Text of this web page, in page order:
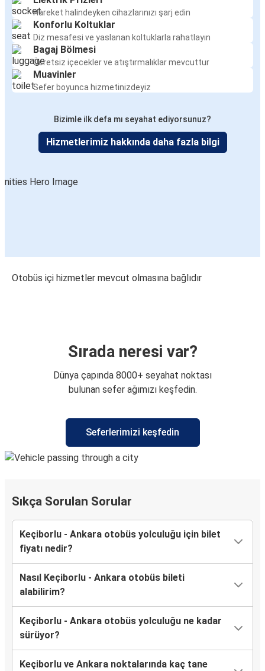
Hareket halindeyken cihazlarınızı şarj edin
Konforlu Koltuklar
Diz mesafesi ve yaslanan koltuklarla rahatlayın
Bagaj Bölmesi
Ücretsiz içecekler ve atıştırmalıklar mevcuttur
Muavinler
Sefer boyunca hizmetinizdeyiz
Bizimle ilk defa mı seyahat ediyorsunuz?
Hizmetlerimiz hakkında daha fazla bilgi
Otobüs içi hizmetler mevcut olmasına bağlıdır
Sırada neresi var?
Dünya çapında 8000+ seyahat noktası
bulunan sefer ağımızı keşfedin.
Seferlerimizi keşfedin
Sıkça Sorulan Sorular
Keçiborlu - Ankara otobüs yolculuğu için bilet
fiyatı nedir?
Nasıl Keçiborlu - Ankara otobüs bileti
alabilirim?
Keçiborlu - Ankara otobüs yolculuğu ne kadar
sürüyor?
Keçiborlu ve Ankara noktalarında kaç tane